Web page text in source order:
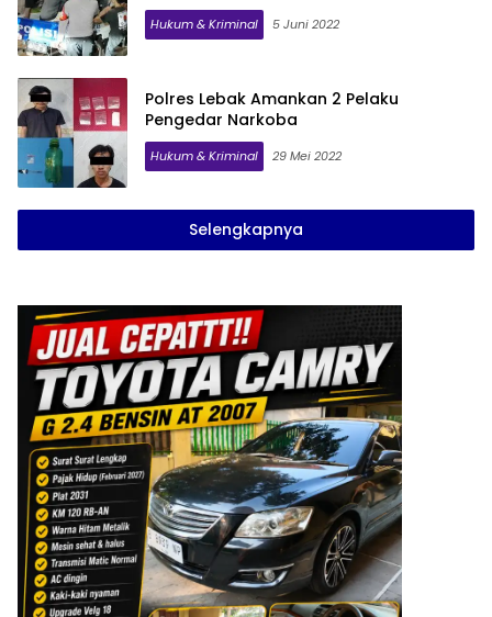
Hukum & Kriminal 5 Juni 2022
Polres Lebak Amankan 2 Pelaku
Pengedar Narkoba
Hukum & Kriminal 29 Mei 2022
Selengkapnya